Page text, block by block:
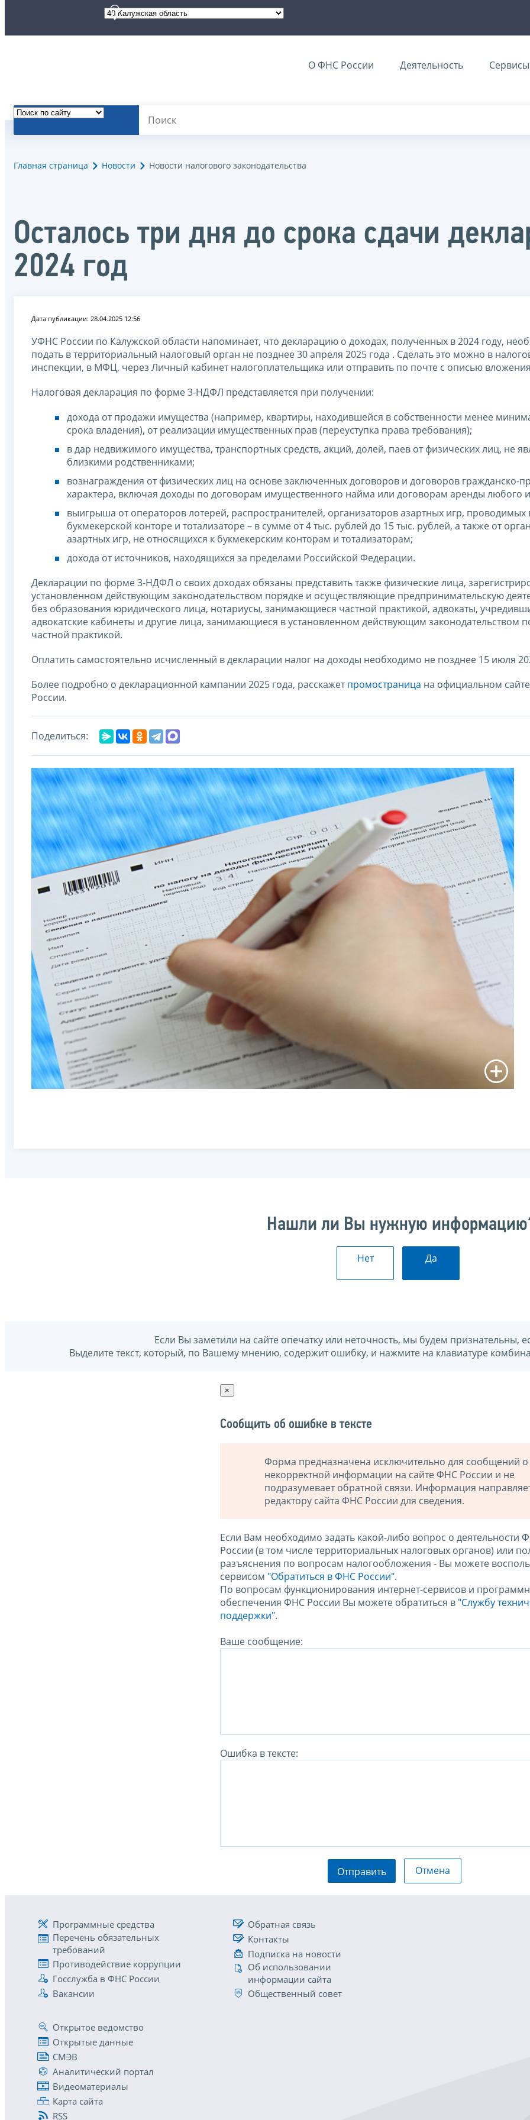
О ФНС России Деятельность Сервисы
Главная страница Новости Новости налогового законодательства
Осталось три дня до срока сдачи
2024 год
Дата публикации: 28.04.2025 12:56
УФНС России по Калужской области напоминает, что декларацию о доходах, полученных в 2024 году,
подать в территориальный налоговый орган не позднее 30 апреля 2025 года . Сделать это можно в
инспекции, в МФЦ, через Личный кабинет налогоплательщика или отправить по почте с описью
Налоговая декларация по форме 3-НДФЛ представляется при получении:
дохода от продажи имущества (например, квартиры, находившейся в собственности менее
срока владения), от реализации имущественных прав (переуступка права требования);
в дар недвижимого имущества, транспортных средств, акций, долей, паев от физических лиц, не
близкими родственниками;
вознаграждения от физических лиц на основе заключенных договоров и договоров гражданско-
характера, включая доходы по договорам имущественного найма или договорам аренды любого
выигрыша от операторов лотерей, распространителей, организаторов азартных игр, проводимых
букмекерской конторе и тотализаторе – в сумме от 4 тыс. рублей до 15 тыс. рублей, а также от
азартных игр, не относящихся к букмекерским конторам и тотализаторам;
дохода от источников, находящихся за пределами Российской Федерации.
Декларации по форме 3-НДФЛ о своих доходах обязаны представить также физические лица,
установленном действующим законодательством порядке и осуществляющие предпринимательскую
без образования юридического лица, нотариусы, занимающиеся частной практикой, адвокаты,
адвокатские кабинеты и другие лица, занимающиеся в установленном действующим законодательством
частной практикой.
Оплатить самостоятельно исчисленный в декларации налог на доходы необходимо не позднее 15 июля
Более подробно о декларационной кампании 2025 года, расскажетпромостраница на официальном
России.
Поделиться:
Нашли ли Вы нужную
Нет Да
Если Вы заметили на сайте опечатку или неточность, мы будем признательны,
Выделите текст, который, по Вашему мнению, содержит ошибку, и нажмите на клавиатуре
×
Сообщить об ошибке в тексте
Форма предназначена исключительно для сообщений о
некорректной информации на сайте ФНС России и не
подразумевает обратной связи. Информация
редактору сайта ФНС России для сведения.
Если Вам необходимо задать какой-либо вопрос о деятельности
России (в том числе территориальных налоговых органов) или
разъяснения по вопросам налогообложения - Вы можете
сервисом "Обратиться в ФНС России".
По вопросам функционирования интернет-сервисов и
обеспечения ФНС России Вы можете обратиться в "Службу
поддержки".
Ваше сообщение:
Ошибка в тексте:
Отправить Отмена
Программные средства
Перечень обязательных
требований
Противодействие коррупции
Госслужба в ФНС России
Вакансии
Обратная связь
Контакты
Подписка на новости
Об использовании
информации сайта
Общественный совет
Открытое ведомство
Открытые данные
СМЭВ
Аналитический портал
Видеоматериалы
Карта сайта
RSS